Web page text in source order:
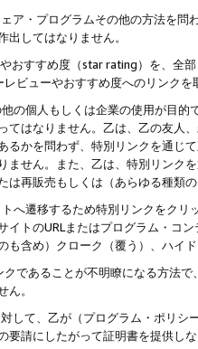
ア・プログラムその他の方法を
出してはなりません。
おすすめ度（star rating）を、全
ビューやおすすめ度へのリンクを
の個人もしくは企業の使用が目
てはなりません。乙は、乙の友人
るかを問わず、特別リンクを通じ
ません。また、乙は、特別リンク
は再販売もしくは（あらゆる種類
へ遷移するため特別リンクをク
イトのURLまたはプログラム・コ
も含め）クローク（覆う）、ハイ
であることが不明瞭になる方法
ん。
して、乙が（プログラム・ポリ
要請にしたがって証明書を提供し